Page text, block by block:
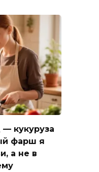
кукуруза
фарш я
а не в